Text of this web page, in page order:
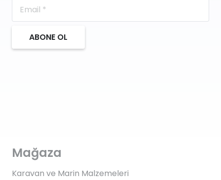
ABONE OL
Mağaza
Karavan ve Marin Malzemeleri